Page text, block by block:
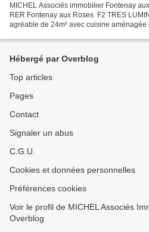
MICHEL Associés immobilier Fontenay
RER Fontenay aux Roses. F2 TRES
agréable de 24m² avec cuisine aménagée
Hébergé par Overblog
Top articles
Pages
Contact
Signaler un abus
C.G.U.
Cookies et données personnelles
Préférences cookies
Voir le profil de MICHEL Associés
Overblog